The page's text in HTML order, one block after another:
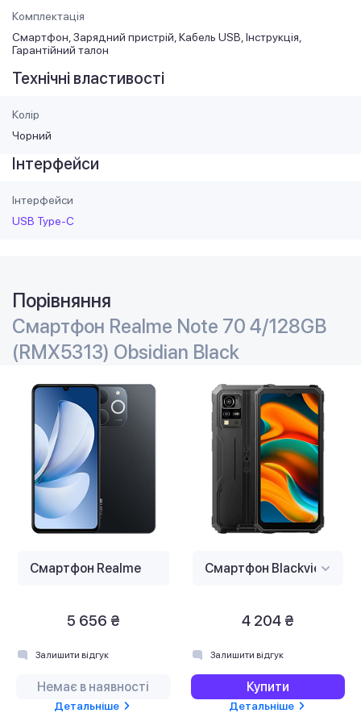
Комплектація
Смартфон, Зарядний пристрій, Кабель USB, Інструкція,
Гарантійний талон
Технічні властивості
Колір
Чорний
Інтерфейси
Інтерфейси
USB Type-C
Порівняння
Смартфон Realme Note 70 4/128GB
(RMX5313) Obsidian Black
5 656 ₴
Залишити відгук
Немає в наявності
Детальніше
4 204 ₴
Залишити відгук
Купити
Детальніше